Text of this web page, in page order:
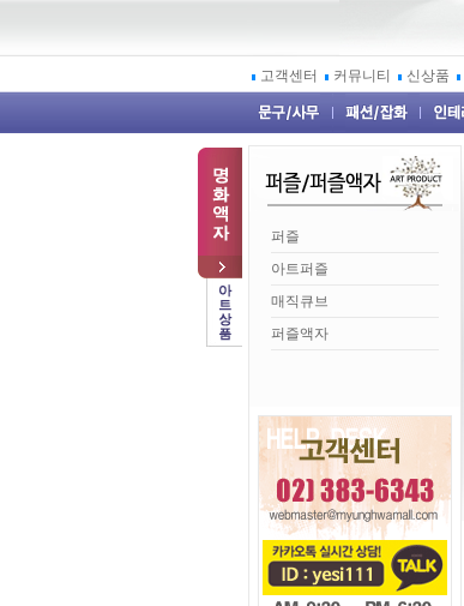
고객센터 커뮤니티 신상품
퍼즐
아트퍼즐
매직큐브
퍼즐액자